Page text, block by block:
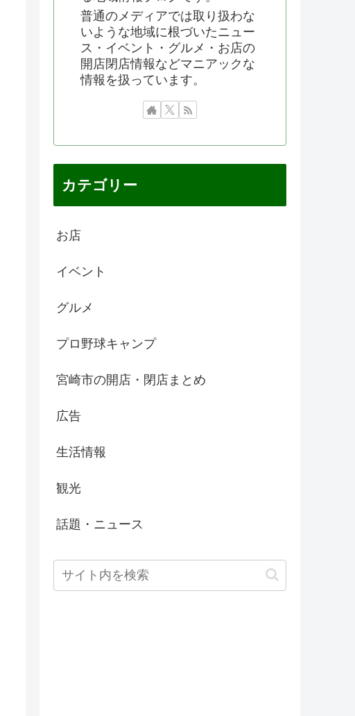
普通のメディアでは取り扱わな
いような地域に根づいたニュー
ス・イベント・グルメ・お店の
開店閉店情報などマニアックな
情報を扱っています。
カテゴリー
お店
イベント
グルメ
プロ野球キャンプ
宮崎市の開店・閉店まとめ
広告
生活情報
観光
話題・ニュース